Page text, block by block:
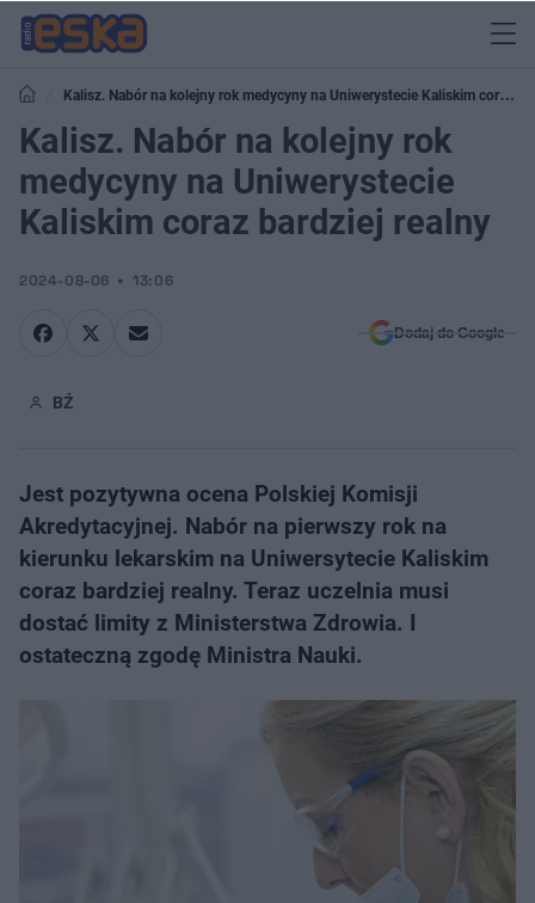
Kalisz. Nabór na kolejny rok medycyny na Uniwerystecie Kaliskim coraz
bardziej realny
Kalisz. Nabór na kolejny rok
medycyny na Uniwerystecie
Kaliskim coraz bardziej realny
2024-08-06 13:06
Dodaj do Google
BŹ
Jest pozytywna ocena Polskiej Komisji
Akredytacyjnej. Nabór na pierwszy rok na
kierunku lekarskim na Uniwersytecie Kaliskim
coraz bardziej realny. Teraz uczelnia musi
dostać limity z Ministerstwa Zdrowia. I
ostateczną zgodę Ministra Nauki.